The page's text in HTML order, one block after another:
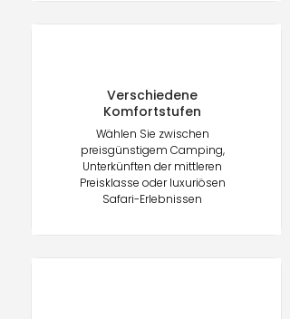
Verschiedene
Komfortstufen
Wählen Sie zwischen
preisgünstigem Camping,
Unterkünften der mittleren
Preisklasse oder luxuriösen
Safari-Erlebnissen